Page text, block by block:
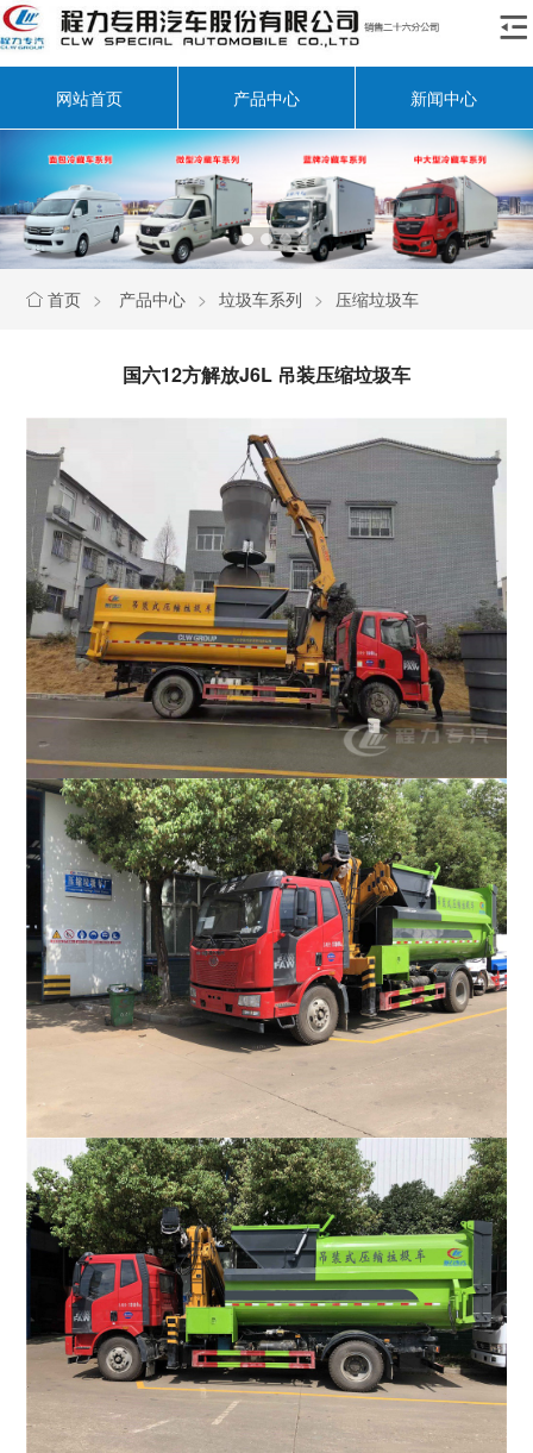

网站首页 产品中心 新闻中心
 首页 > 产品中心 > 垃圾车系列 > 压缩垃圾车
国六12方解放J6L 吊装压缩垃圾车